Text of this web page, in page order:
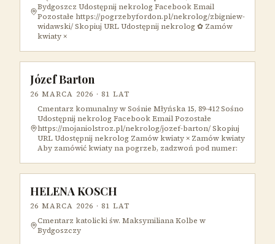
Bydgoszcz Udostępnij nekrolog Facebook Email
Pozostałe https://pogrzebyfordon.pl/nekrolog/zbigniew-
widawski/ Skopiuj URL Udostępnij nekrolog ✿ Zamów
kwiaty ×
Józef Barton
26 MARCA 2026 · 81 LAT
Cmentarz komunalny w Sośnie Młyńska 15, 89-412 Sośno
Udostępnij nekrolog Facebook Email Pozostałe
https://mojaniolstroz.pl/nekrolog/jozef-barton/ Skopiuj
URL Udostępnij nekrolog Zamów kwiaty × Zamów kwiaty
Aby zamówić kwiaty na pogrzeb, zadzwoń pod numer:
HELENA KOSCH
26 MARCA 2026 · 81 LAT
Cmentarz katolicki św. Maksymiliana Kolbe w
Bydgoszczy